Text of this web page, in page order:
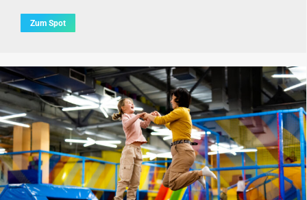
Zum Spot